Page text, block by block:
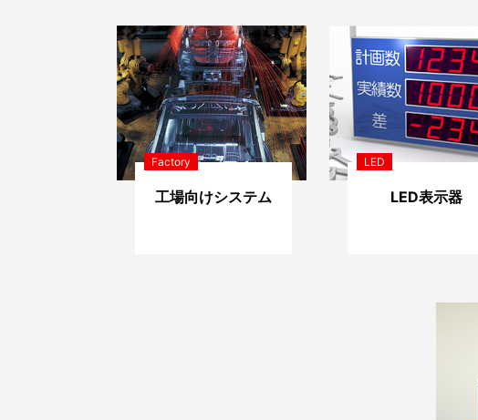
Factory
工場向けシステム
LED
LED表示器